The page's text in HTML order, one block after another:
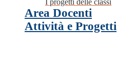
I progetti delle classi
Area Docenti
Attività e Progetti